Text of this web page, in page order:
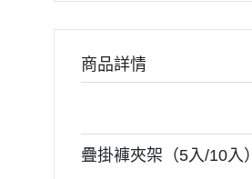
商品詳情
疊掛褲夾架（5入/10入）